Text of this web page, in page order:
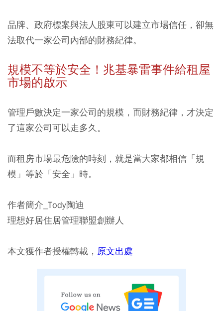
品牌、政府標案與法人股東可以建立市場信任，卻無
法取代一家公司內部的財務紀律。
規模不等於安全！兆基暴雷事件給租屋
市場的啟示
管理戶數決定一家公司的規模，而財務紀律，才決定
了這家公司可以走多久。
而租房市場最危險的時刻，就是當大家都相信「規
模」等於「安全」時。
作者簡介_Tody陶迪
理想好居住居管理聯盟創辦人
本文獲作者授權轉載， 原文出處